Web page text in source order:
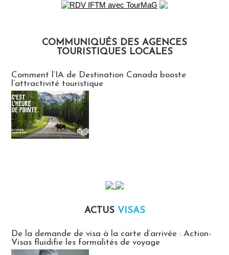
COMMUNIQUÉS DES AGENCES
TOURISTIQUES LOCALES
Comment l’IA de Destination Canada booste
l’attractivité touristique
ACTUS VISAS
De la demande de visa à la carte d’arrivée : Action-
Visas fluidifie les formalités de voyage